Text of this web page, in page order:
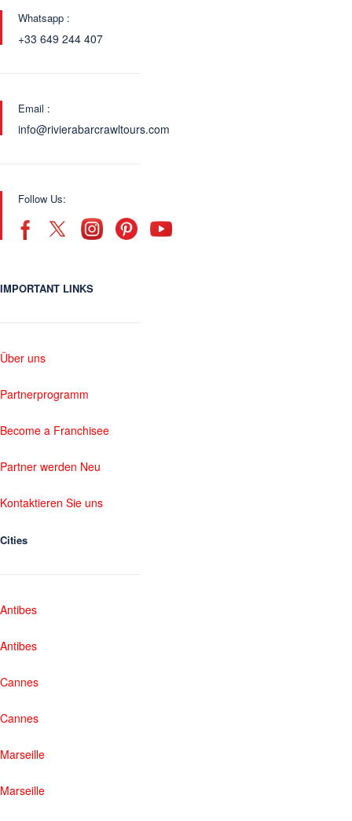
Whatsapp :
+33 649 244 407
Email :
info@rivierabarcrawltours.com
Follow Us:
IMPORTANT LINKS
Über uns
Partnerprogramm
Become a Franchisee
Partner werden Neu
Kontaktieren Sie uns
Cities
Antibes
Antibes
Cannes
Cannes
Marseille
Marseille